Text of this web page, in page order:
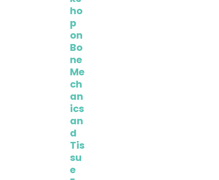
ho
p
on
Bo
ne
Me
ch
an
ics
an
d
Tis
su
e